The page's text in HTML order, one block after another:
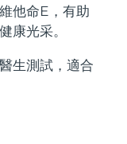
他命E，有助
康光采。
生測試，適合
device
達日期08/08/2026